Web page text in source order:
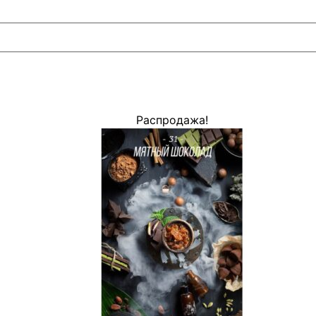
Распродажа!